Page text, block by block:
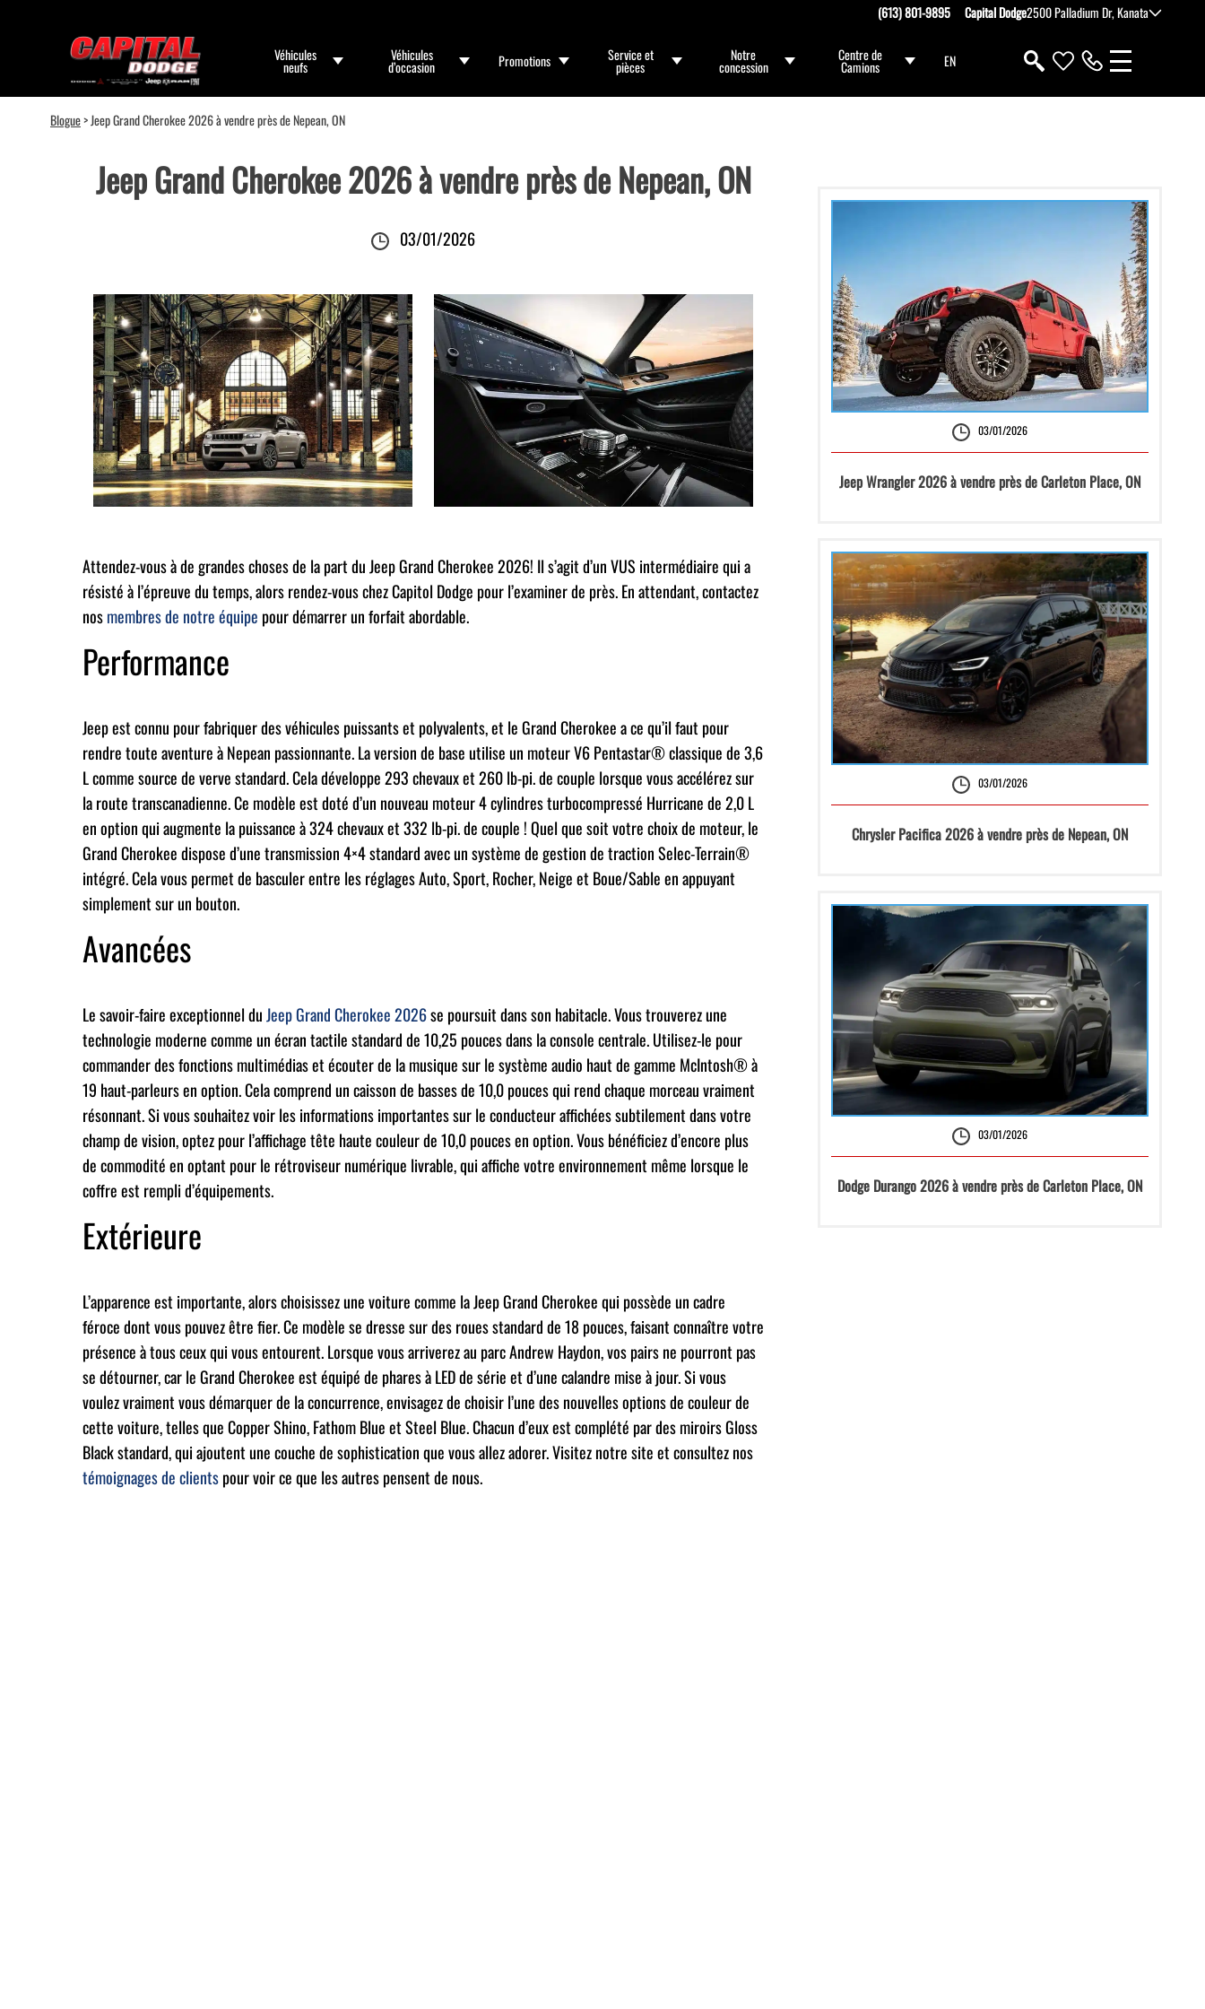
(613) 801-9895 Capital Dodge2500 Palladium Dr, Kanata
Véhicules
neufs
Véhicules
d’occasion Promotions Service et
pièces
Notre
concession
Centre de
Camions EN
Blogue> Jeep Grand Cherokee 2026 à vendre près de Nepean, ON
Jeep Grand Cherokee 2026 à vendre près de Nepean, ON
03/01/2026
Attendez-vous à de grandes choses de la part du Jeep Grand Cherokee 2026! Il s’agit d’un VUS intermédiaire qui a
résisté à l’épreuve du temps, alors rendez-vous chez Capitol Dodge pour l’examiner de près. En attendant, contactez
nosmembres de notre équipe pour démarrer un forfait abordable.
Performance
Jeep est connu pour fabriquer des véhicules puissants et polyvalents, et le Grand Cherokee a ce qu’il faut pour
rendre toute aventure à Nepean passionnante. La version de base utilise un moteur V6 Pentastar® classique de 3,6
L comme source de verve standard. Cela développe 293 chevaux et 260 lb-pi. de couple lorsque vous accélérez sur
la route transcanadienne. Ce modèle est doté d’un nouveau moteur 4 cylindres turbocompressé Hurricane de 2,0 L
en option qui augmente la puissance à 324 chevaux et 332 lb-pi. de couple ! Quel que soit votre choix de moteur, le
Grand Cherokee dispose d’une transmission 4×4 standard avec un système de gestion de traction Selec-Terrain®
intégré. Cela vous permet de basculer entre les réglages Auto, Sport, Rocher, Neige et Boue/Sable en appuyant
simplement sur un bouton.
Avancées
Le savoir-faire exceptionnel duJeep Grand Cherokee 2026se poursuit dans son habitacle. Vous trouverez une
technologie moderne comme un écran tactile standard de 10,25 pouces dans la console centrale. Utilisez-le pour
commander des fonctions multimédias et écouter de la musique sur le système audio haut de gamme McIntosh® à
19 haut-parleurs en option. Cela comprend un caisson de basses de 10,0 pouces qui rend chaque morceau vraiment
résonnant. Si vous souhaitez voir les informations importantes sur le conducteur affichées subtilement dans votre
champ de vision, optez pour l’affichage tête haute couleur de 10,0 pouces en option. Vous bénéficiez d’encore plus
de commodité en optant pour le rétroviseur numérique livrable, qui affiche votre environnement même lorsque le
coffre est rempli d’équipements.
Extérieure
L’apparence est importante, alors choisissez une voiture comme la Jeep Grand Cherokee qui possède un cadre
féroce dont vous pouvez être fier. Ce modèle se dresse sur des roues standard de 18 pouces, faisant connaître votre
présence à tous ceux qui vous entourent. Lorsque vous arriverez au parc Andrew Haydon, vos pairs ne pourront pas
se détourner, car le Grand Cherokee est équipé de phares à LED de série et d’une calandre mise à jour. Si vous
voulez vraiment vous démarquer de la concurrence, envisagez de choisir l’une des nouvelles options de couleur de
cette voiture, telles que Copper Shino, Fathom Blue et Steel Blue. Chacun d’eux est complété par des miroirs Gloss
Black standard, qui ajoutent une couche de sophistication que vous allez adorer. Visitez notre site et consultez nos
témoignages de clientspour voir ce que les autres pensent de nous.
03/01/2026
Jeep Wrangler 2026 à vendre près de Carleton Place, ON
03/01/2026
Chrysler Pacifica 2026 à vendre près de Nepean, ON
03/01/2026
Dodge Durango 2026 à vendre près de Carleton Place, ON